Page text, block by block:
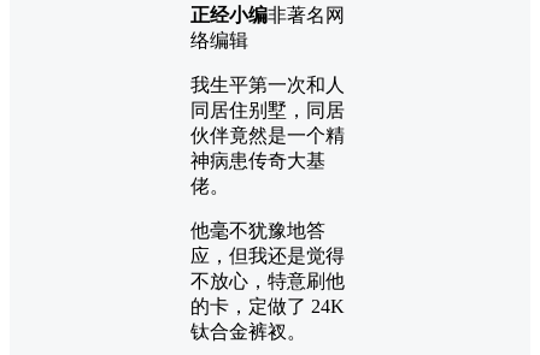
正经小编非著名网
络编辑
我生平第一次和人
同居住别墅，同居
伙伴竟然是一个精
神病患传奇大基
佬。
他毫不犹豫地答
应，但我还是觉得
不放心，特意刷他
的卡，定做了 24K
钛合金裤衩。